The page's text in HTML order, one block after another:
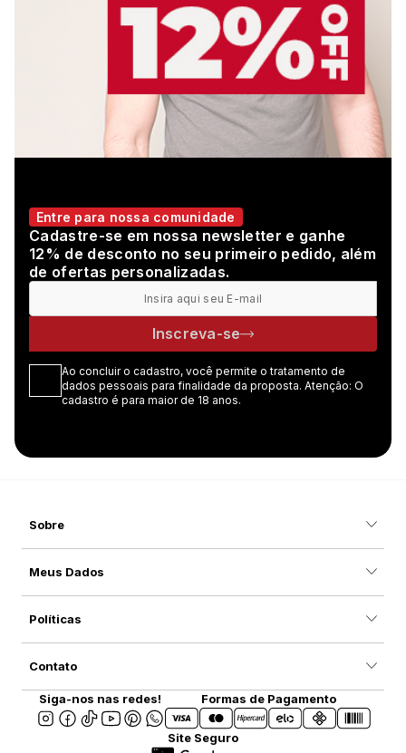
Entre para nossa comunidade
Cadastre-se em nossa newsletter e ganhe
12% de desconto no seu primeiro pedido, além
de ofertas personalizadas.
Inscreva-se
Ao concluir o cadastro, você permite o tratamento de
dados pessoais para finalidade da proposta. Atenção: O
cadastro é para maior de 18 anos.
Sobre
Meus Dados
Políticas
Contato
Siga-nos nas redes! Formas de Pagamento
Site Seguro